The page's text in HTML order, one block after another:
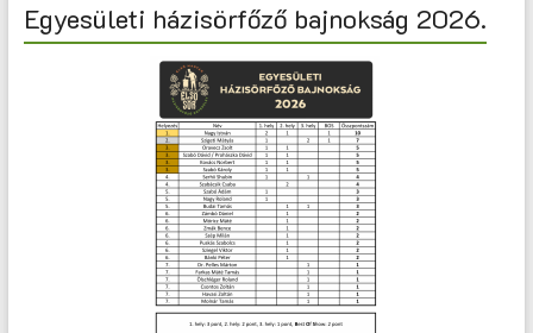
Egyesületi házisörfőző bajnokság 2026.